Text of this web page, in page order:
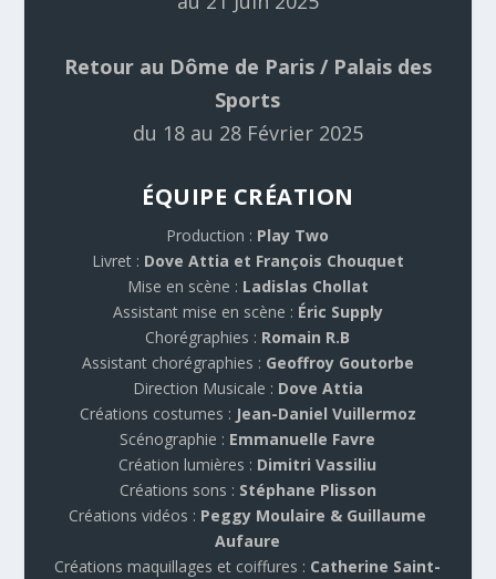
Retour au Dôme de Paris / Palais des
Sports
du 18 au 28 Février 2025
ÉQUIPE CRÉATION
Production : Play Two
Livret : Dove Attia et François Chouquet
Mise en scène : Ladislas Chollat
Assistant mise en scène : Éric Supply
Chorégraphies : Romain R.B
Assistant chorégraphies : Geoffroy Goutorbe
Direction Musicale : Dove Attia
Créations costumes : Jean-Daniel Vuillermoz
Scénographie : Emmanuelle Favre
Création lumières : Dimitri Vassiliu
Créations sons : Stéphane Plisson
Créations vidéos : Peggy Moulaire & Guillaume
Aufaure
Créations maquillages et coiffures : Catherine Saint-